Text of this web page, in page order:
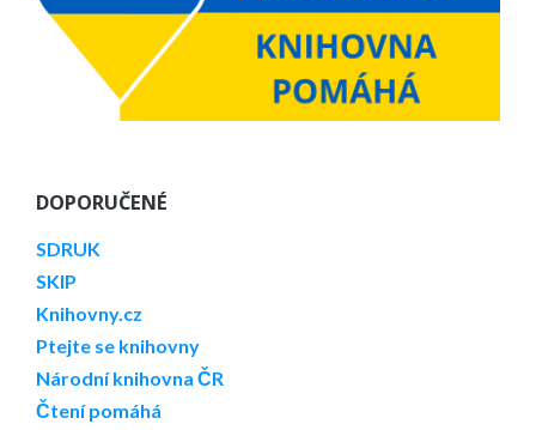
DOPORUČENÉ
SDRUK
SKIP
Knihovny.cz
Ptejte se knihovny
Národní knihovna ČR
Čtení pomáhá